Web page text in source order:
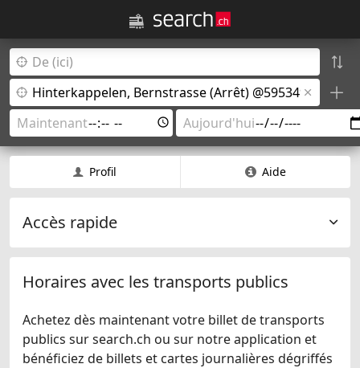
Profil Aide
Accès rapide
Horaires avec les transports publics
Achetez dès maintenant votre billet de transports
publics sur search.ch ou sur notre application et
bénéficiez de billets et cartes journalières dégriffés